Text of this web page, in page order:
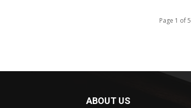
Page 1 of 5
ABOUT US